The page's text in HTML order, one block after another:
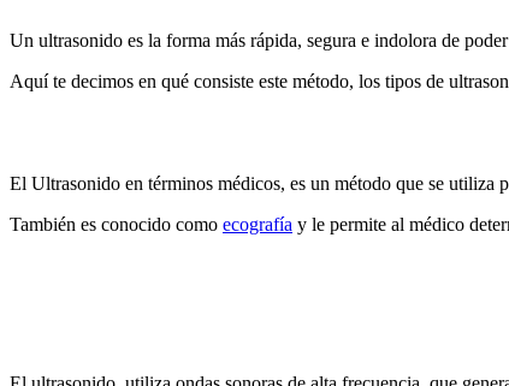
Un ultrasonido es la forma más rápida, segura e indolora de
Aquí te decimos en qué consiste este método, los tipos de
El Ultrasonido en términos médicos, es un método que se utiliza
También es conocido como ecografía y le permite al médico